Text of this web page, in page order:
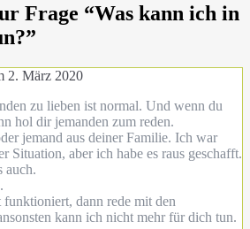
Frage “Was kann ich in
”
2. März 2020
zu lieben ist normal. Und wenn du
hol dir jemanden zum reden.
jemand aus deiner Familie. Ich war
Situation, aber ich habe es raus geschafft.
auch.
funktioniert, dann rede mit den
kann ich nicht mehr für dich tun.